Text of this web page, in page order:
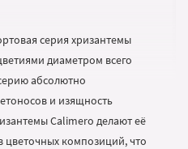
серия хризантемы
диаметром всего
абсолютно
и изящность
Calimero делают её
цветочных композиций, что